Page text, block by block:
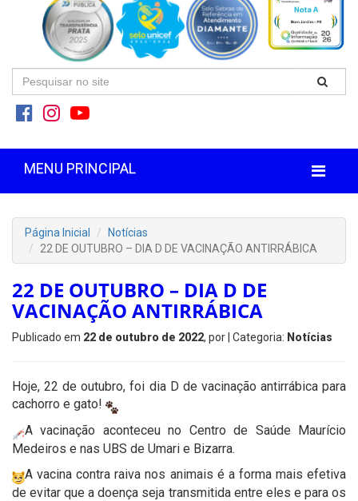
MENU PRINCIPAL
Página Inicial
Notícias
22 DE OUTUBRO – DIA D DE VACINAÇÃO ANTIRRÁBICA
22 DE OUTUBRO – DIA D DE
VACINAÇÃO ANTIRRÁBICA
Publicado em 22 de outubro de 2022, por | Categoria: Notícias
Hoje, 22 de outubro, foi dia D de vacinação antirrábica para
cachorro e gato!
A vacinação aconteceu no Centro de Saúde Maurício
Medeiros e nas UBS de Umari e Bizarra.
A vacina contra raiva nos animais é a forma mais efetiva
de evitar que a doença seja transmitida entre eles e para os